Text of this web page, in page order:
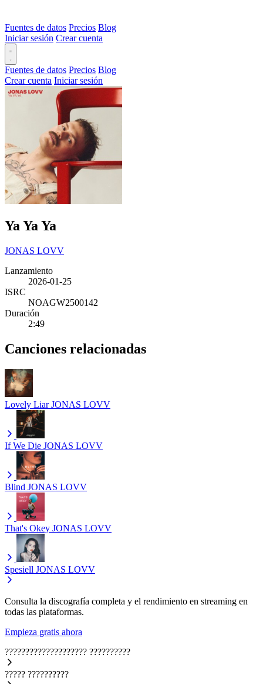
Fuentes de datos Precios Blog
Iniciar sesión Crear cuenta
Fuentes de datos Precios Blog
Crear cuenta Iniciar sesión
Ya Ya Ya
JONAS LOVV
Lanzamiento
2026-01-25
ISRC
NOAGW2500142
Duración
2:49
Canciones relacionadas
Lovely Liar JONAS LOVV
If We Die JONAS LOVV
Blind JONAS LOVV
That's Okey JONAS LOVV
Spesiell JONAS LOVV
Consulta la discografía completa y el rendimiento en streaming en
todas las plataformas.
Empieza gratis ahora
???????????????????? ??????????
????? ??????????